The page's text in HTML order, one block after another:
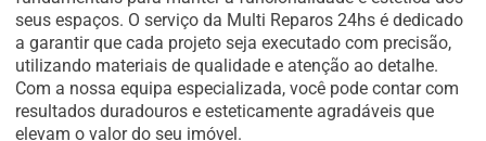
seus espaços. O serviço da Multi Reparos 24hs é dedicado
a garantir que cada projeto seja executado com precisão,
utilizando materiais de qualidade e atenção ao detalhe.
Com a nossa equipa especializada, você pode contar com
resultados duradouros e esteticamente agradáveis que
elevam o valor do seu imóvel.